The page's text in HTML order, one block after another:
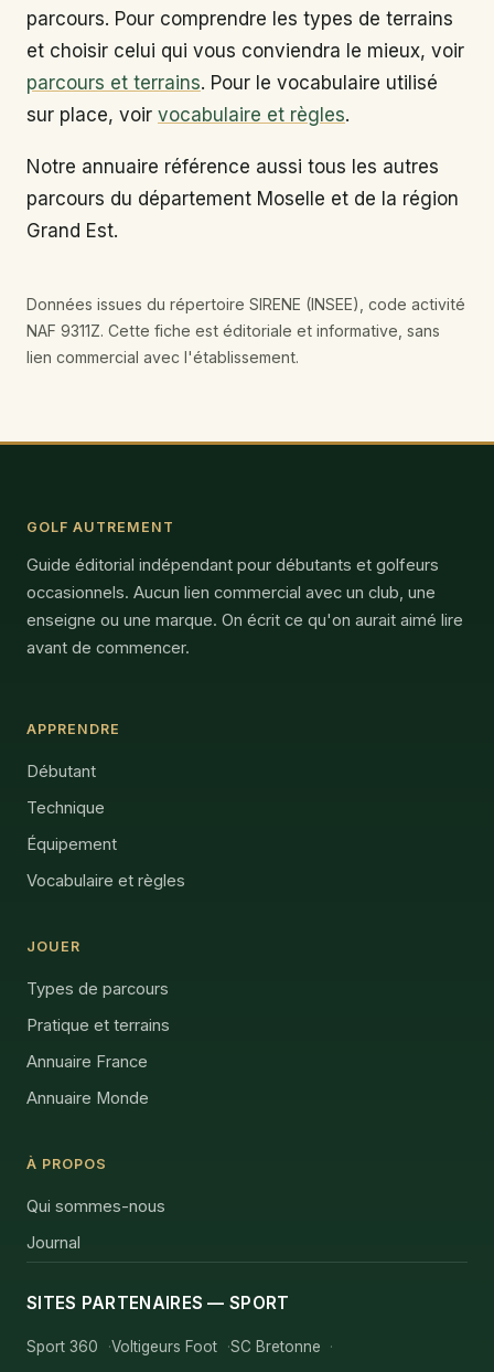
parcours. Pour comprendre les types de terrains
et choisir celui qui vous conviendra le mieux, voir
parcours et terrains. Pour le vocabulaire utilisé
sur place, voir vocabulaire et règles.
Notre annuaire référence aussi tous les autres
parcours du département Moselle et de la région
Grand Est.
Données issues du répertoire SIRENE (INSEE), code activité
NAF 9311Z. Cette fiche est éditoriale et informative, sans
lien commercial avec l'établissement.
GOLF AUTREMENT
Guide éditorial indépendant pour débutants et golfeurs
occasionnels. Aucun lien commercial avec un club, une
enseigne ou une marque. On écrit ce qu'on aurait aimé lire
avant de commencer.
APPRENDRE
Débutant
Technique
Équipement
Vocabulaire et règles
JOUER
Types de parcours
Pratique et terrains
Annuaire France
Annuaire Monde
À PROPOS
Qui sommes-nous
Journal
SITES PARTENAIRES — SPORT
Sport 360 Voltigeurs Foot
SC Bretonne